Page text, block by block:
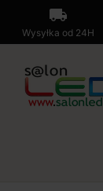
local_shipping
Wysyłka od 24H